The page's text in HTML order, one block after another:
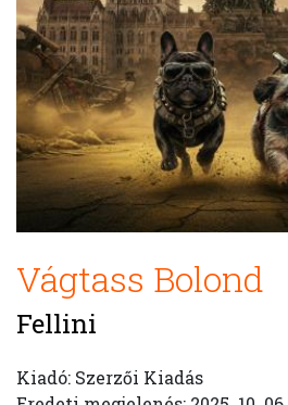
Vágtass Bolond
Fellini
Kiadó: Szerzői Kiadás